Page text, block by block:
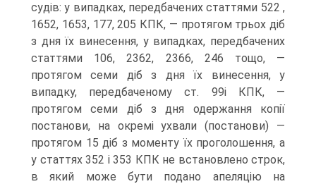
судів: у випадках, передбачених статтями 522 ,
1652, 1653, 177, 205 КПК, — протягом трьох діб
з дня їх винесення, у випадках, передбачених
статтями 106, 2362, 2366, 246 тощо, —
протягом семи діб з дня їх винесення, у
випадку, передбаченому ст. 99і КПК, —
протягом семи діб з дня одержання копії
постанови, на окремі ухвали (постанови) —
протягом 15 діб з моменту їх проголошення, а
у статтях 352 і 353 КПК не встановлено строк,
в який може бути подано апеляцію на